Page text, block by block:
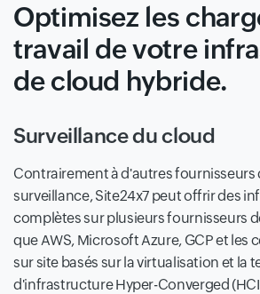
Optimisez les
travail de votre
de cloud hybride.
Surveillance du cloud
Contrairement à d'autres fournisseurs
surveillance, Site24x7 peut offrir des
complètes sur plusieurs fournisseurs
que AWS, Microsoft Azure, GCP et les
sur site basés sur la virtualisation et la
d'infrastructure Hyper-Converged